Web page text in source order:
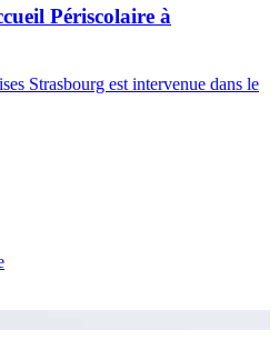
Périscolaire à
Strasbourg est intervenue dans le